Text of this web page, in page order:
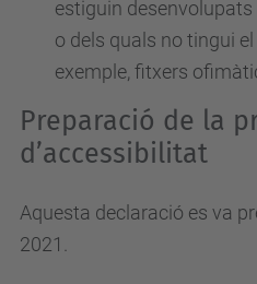
estiguin
o dels quals no tingui
exemple, fitxers
Preparació de la
d’accessibilitat
Aquesta declaració es va
2021.